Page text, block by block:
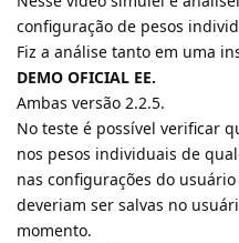
configuração de pesos
Fiz a análise tanto em uma
DEMO OFICIAL EE.
Ambas versão 2.2.5.
No teste é possível verificar
nos pesos individuais de
nas configurações do usuário
deveriam ser salvas no
momento.